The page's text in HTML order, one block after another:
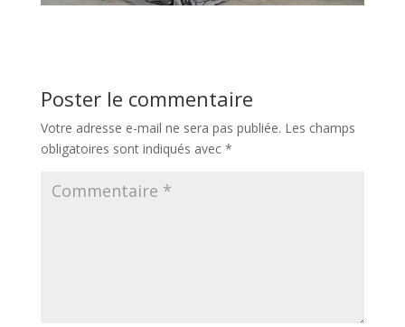
Poster le commentaire
Votre adresse e-mail ne sera pas publiée. Les champs
obligatoires sont indiqués avec *